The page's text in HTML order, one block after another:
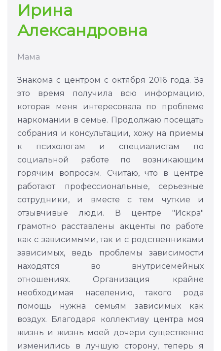
Ирина
Александровна
Мама
Знакома с центром с октября 2016 года. За
это время получила всю информацию,
которая меня интересовала по проблеме
наркомании в семье. Продолжаю посещать
собрания и консультации, хожу на приемы
к психологам и специалистам по
социальной работе по возникающим
горячим вопросам. Считаю, что в центре
работают профессиональные, серьезные
сотрудники, и вместе с тем чуткие и
отзывчивые люди. В центре "Искра"
грамотно расставлены акценты по работе
как с зависимыми, так и с родственниками
зависимых, ведь проблемы зависимости
находятся во внутрисемейных
отношениях. Организация крайне
необходимая населению, такого рода
помощь нужна семьям зависимых как
воздух. Благодаря коллективу центра моя
жизнь и жизнь моей дочери существенно
изменились в лучшую сторону, теперь я